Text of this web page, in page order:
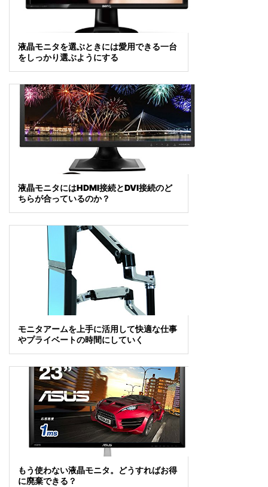
液晶モニタを選ぶときには愛用できる一台
をしっかり選ぶようにする
液晶モニタにはHDMI接続とDVI接続のど
ちらが合っているのか？
モニタアームを上手に活用して快適な仕事
やプライベートの時間にしていく
もう使わない液晶モニタ。どうすればお得
に廃棄できる？